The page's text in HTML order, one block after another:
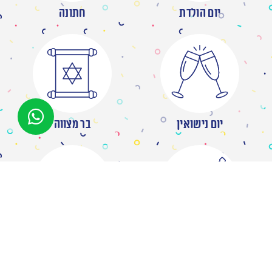
יום הולדת חתונה
יום נישואין בר מצווה